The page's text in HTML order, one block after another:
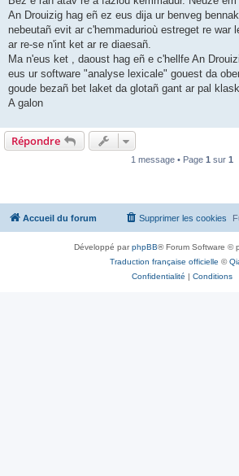
a
g
An Drouizig hag eñ ez eus dija ur benveg
nebeutañ evit ar c'hemmadurioù estreget re war
ar re-se n'int ket ar re diaesañ.
Ma n'eus ket , daoust hag eñ e c'hellfe An
eus ur software "analyse lexicale" gouest da
goude bezañ bet laket da glotañ gant ar pal
A galon
Répondre
1 message • Page 1 sur 1
Accueil du forum Supprimer les cookies
Développé parphpBB® Forum Software ©
Traduction française officielle ©
Confidentialité | Conditions